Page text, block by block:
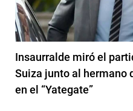
Insaurralde miró el
Suiza junto al hermano
en el “Yategate”